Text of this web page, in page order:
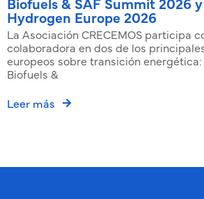
Hydrogen Europe 2026
La Asociación CRECEMOS participa
colaboradora en dos de los
europeos sobre transición
Biofuels &
Leer más